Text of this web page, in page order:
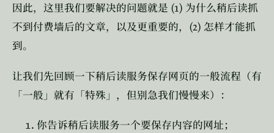
因此，这里我们要解决的问题就是 (1) 为什么稍后读抓
不到付费墙后的文章，以及更重要的， (2) 怎样才能抓
到。
让我们先回顾一下稍后读服务保存网页的一般流程（有
「一般」就有「特殊」，但别急我们慢慢来）：
你告诉稍后读服务一个要保存内容的网址；